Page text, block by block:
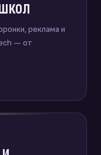
реклама и
— от